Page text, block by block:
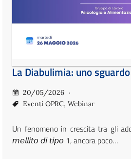
La Diabulimia: uno
20/05/2026
Eventi OPRC, Webinar
Un fenomeno in crescita tra gli
𝘮𝘦𝘭𝘭𝘪𝘵𝘰 𝘥𝘪 𝘵𝘪𝘱𝘰 1, ancora poco…